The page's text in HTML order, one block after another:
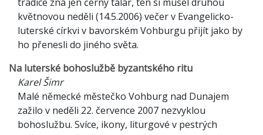
tradice zná jen černý talár, ten si musel druhou
květnovou neděli (14.5.2006) večer v Evangelicko-
luterské církvi v bavorském Vohburgu přijít jako by
ho přenesli do jiného světa.
Na luterské bohoslužbě byzantského ritu
Karel Šimr
Malé německé městečko Vohburg nad Dunajem
zažilo v neděli 22. července 2007 nezvyklou
bohoslužbu. Svíce, ikony, liturgové v pestrých